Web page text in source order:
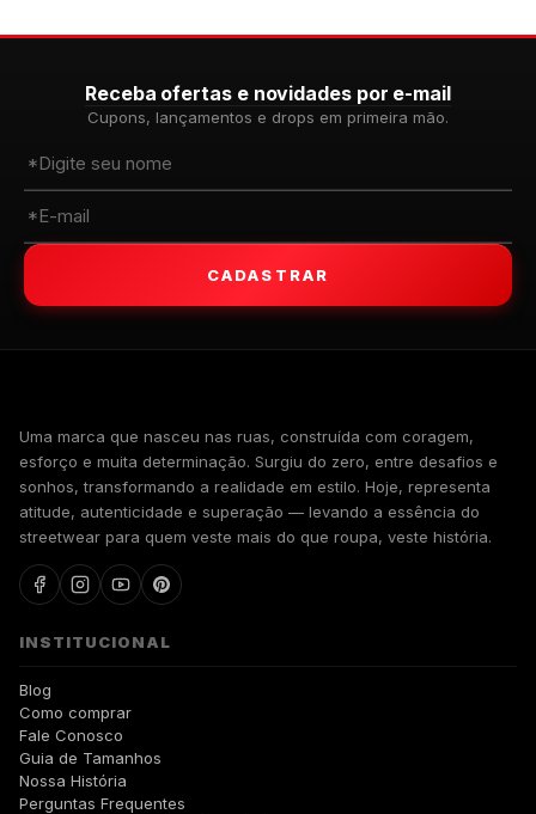
Receba ofertas e novidades por e-mail
Cupons, lançamentos e drops em primeira mão.
CADASTRAR
Uma marca que nasceu nas ruas, construída com coragem,
esforço e muita determinação. Surgiu do zero, entre desafios e
sonhos, transformando a realidade em estilo. Hoje, representa
atitude, autenticidade e superação — levando a essência do
streetwear para quem veste mais do que roupa, veste história.
INSTITUCIONAL
Blog
Como comprar
Fale Conosco
Guia de Tamanhos
Nossa História
Perguntas Frequentes